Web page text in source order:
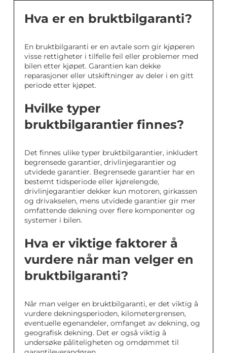
Hva er en bruktbilgaranti?
En bruktbilgaranti er en avtale som gir kjøperen
visse rettigheter i tilfelle feil eller problemer med
bilen etter kjøpet. Garantien kan dekke
reparasjoner eller utskiftninger av deler i en gitt
periode etter kjøpet.
Hvilke typer
bruktbilgarantier finnes?
Det finnes ulike typer bruktbilgarantier, inkludert
begrensede garantier, drivlinjegarantier og
utvidede garantier. Begrensede garantier har en
bestemt tidsperiode eller kjørelengde,
drivlinjegarantier dekker kun motoren, girkassen
og drivakselen, mens utvidede garantier gir mer
omfattende dekning over flere komponenter og
systemer i bilen.
Hva er viktige faktorer å
vurdere når man velger en
bruktbilgaranti?
Når man velger en bruktbilgaranti, er det viktig å
vurdere dekningsperioden, kilometergrensen,
eventuelle egenandeler, omfanget av dekning, og
geografisk dekning. Det er også viktig å
undersøke påliteligheten og omdømmet til